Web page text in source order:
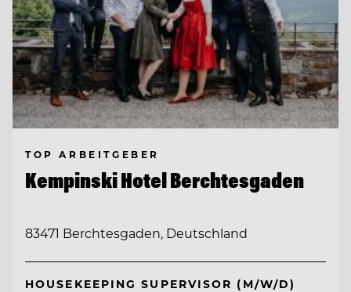
TOP ARBEITGEBER
Kempinski Hotel Berchtesgaden
83471 Berchtesgaden, Deutschland
HOUSEKEEPING SUPERVISOR (M/W/D)